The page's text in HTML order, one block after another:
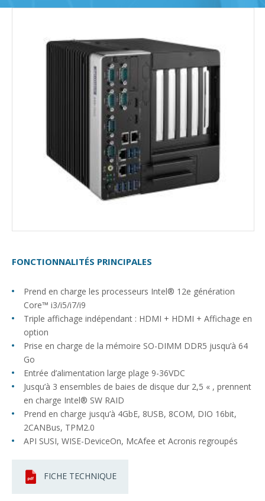
FONCTIONNALITÉS PRINCIPALES
Prend en charge les processeurs Intel® 12e génération
Core™ i3/i5/i7/i9
Triple affichage indépendant : HDMI + HDMI + Affichage en
option
Prise en charge de la mémoire SO-DIMM DDR5 jusqu’à 64
Go
Entrée d’alimentation large plage 9-36VDC
Jusqu’à 3 ensembles de baies de disque dur 2,5 « , prennent
en charge Intel® SW RAID
Prend en charge jusqu’à 4GbE, 8USB, 8COM, DIO 16bit,
2CANBus, TPM2.0
API SUSI, WISE-DeviceOn, McAfee et Acronis regroupés
FICHE TECHNIQUE